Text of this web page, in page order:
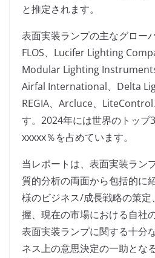
と推定されます。
表面実装ランプの主なグロー
FLOS、Lucifer Lighting
Modular Lighting
Airfal International、Delta
REGIA、Arcluce、LiteControl
す。2024年には世界のトップ
xxxxx％を占めています。
当レポートは、表面実装ラン
質的分析の両面から包括的に
様のビジネス/成長戦略の策
握、現在の市場における自社
表面実装ランプに関する十分
ネス上の意思決定の一助とな